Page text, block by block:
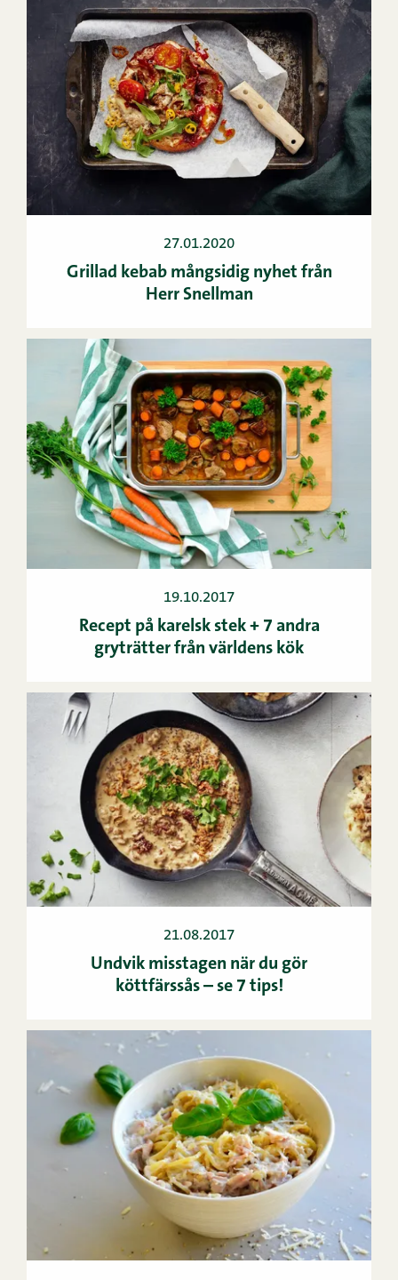
27.01.2020
Grillad kebab mångsidig nyhet från
Herr Snellman
19.10.2017
Recept på karelsk stek + 7 andra
gryträtter från världens kök
21.08.2017
Undvik misstagen när du gör
köttfärssås – se 7 tips!